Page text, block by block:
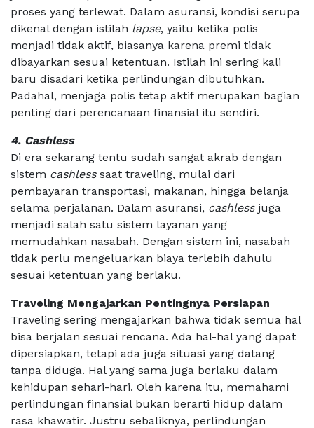
proses yang terlewat. Dalam asuransi, kondisi serupa
dikenal dengan istilah lapse, yaitu ketika polis
menjadi tidak aktif, biasanya karena premi tidak
dibayarkan sesuai ketentuan. Istilah ini sering kali
baru disadari ketika perlindungan dibutuhkan.
Padahal, menjaga polis tetap aktif merupakan bagian
penting dari perencanaan finansial itu sendiri.
4. Cashless
Di era sekarang tentu sudah sangat akrab dengan
sistem cashlesssaat traveling, mulai dari
pembayaran transportasi, makanan, hingga belanja
selama perjalanan. Dalam asuransi, cashlessjuga
menjadi salah satu sistem layanan yang
memudahkan nasabah. Dengan sistem ini, nasabah
tidak perlu mengeluarkan biaya terlebih dahulu
sesuai ketentuan yang berlaku.
Traveling Mengajarkan Pentingnya Persiapan
Traveling sering mengajarkan bahwa tidak semua hal
bisa berjalan sesuai rencana. Ada hal-hal yang dapat
dipersiapkan, tetapi ada juga situasi yang datang
tanpa diduga. Hal yang sama juga berlaku dalam
kehidupan sehari-hari. Oleh karena itu, memahami
perlindungan finansial bukan berarti hidup dalam
rasa khawatir. Justru sebaliknya, perlindungan